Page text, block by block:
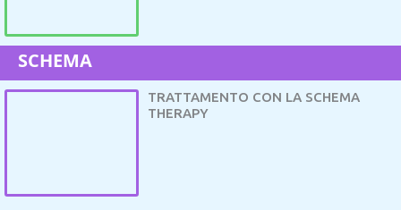
SCHEMA
TRATTAMENTO CON LA SCHEMA
THERAPY